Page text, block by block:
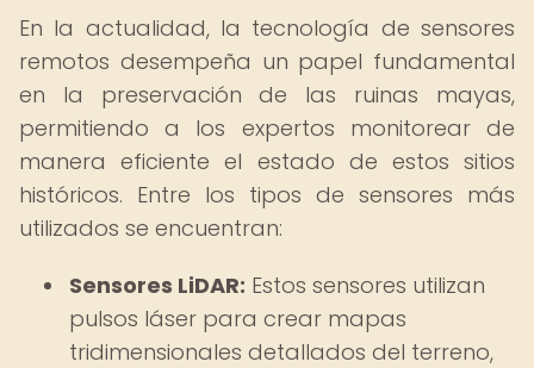
En la actualidad, la tecnología de sensores
remotos desempeña un papel fundamental
en la preservación de las ruinas mayas,
permitiendo a los expertos monitorear de
manera eficiente el estado de estos sitios
históricos. Entre los tipos de sensores más
utilizados se encuentran:
Sensores LiDAR: Estos sensores utilizan
pulsos láser para crear mapas
tridimensionales detallados del terreno,